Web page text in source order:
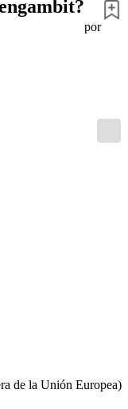
por
de la Unión Europea)